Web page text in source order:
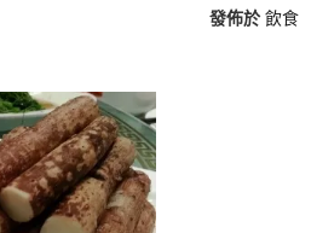
發佈於 飲食